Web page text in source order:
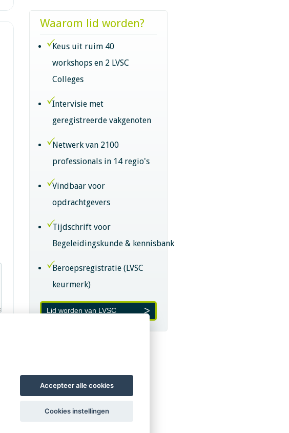
Waarom lid worden?
Keus uit ruim 40
workshops en 2 LVSC
Colleges
Intervisie met
geregistreerde vakgenoten
Netwerk van 2100
professionals in 14 regio's
Vindbaar voor
opdrachtgevers
Tijdschrift voor
Begeleidingskunde & kennisbank
Beroepsregistratie (LVSC
keurmerk)
Lid worden van LVSC
Accepteer alle cookies
Cookies instellingen